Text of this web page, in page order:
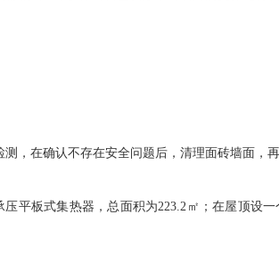
，在确认不存在安全问题后，清理面砖墙面，
平板式集热器，总面积为223.2㎡；在屋顶设